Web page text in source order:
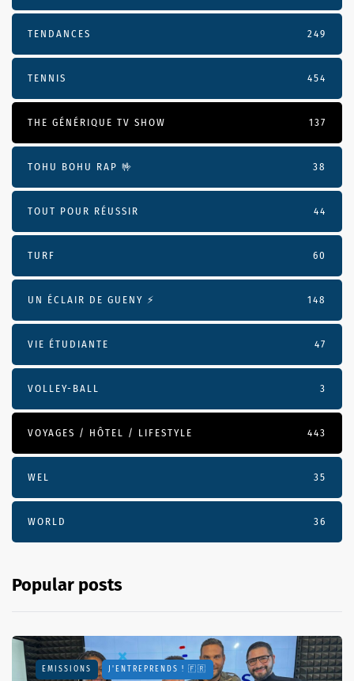
TENDANCES 249
TENNIS 454
THE GÉNÉRIQUE TV SHOW 137
TOHU BOHU RAP 🤟 38
TOUT POUR RÉUSSIR 44
TURF 60
UN ÉCLAIR DE GUENY ⚡️ 148
VIE ÉTUDIANTE 47
VOLLEY-BALL 3
VOYAGES / HÔTEL / LIFESTYLE 443
WEL 35
WORLD 36
Popular posts
EMISSIONS J'ENTREPRENDS ! 🇫🇷